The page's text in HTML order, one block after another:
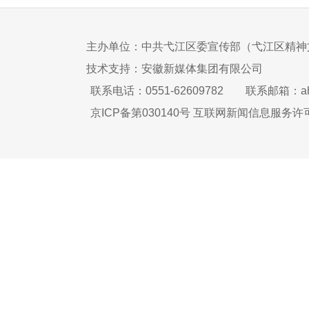
主办单位：中共弋江区委宣传部（弋江区精
技术支持：安徽新媒体集团有限公司
联系电话：0551-62609782
联系邮箱：
京ICP备第030140号 互联网新闻信息服务许